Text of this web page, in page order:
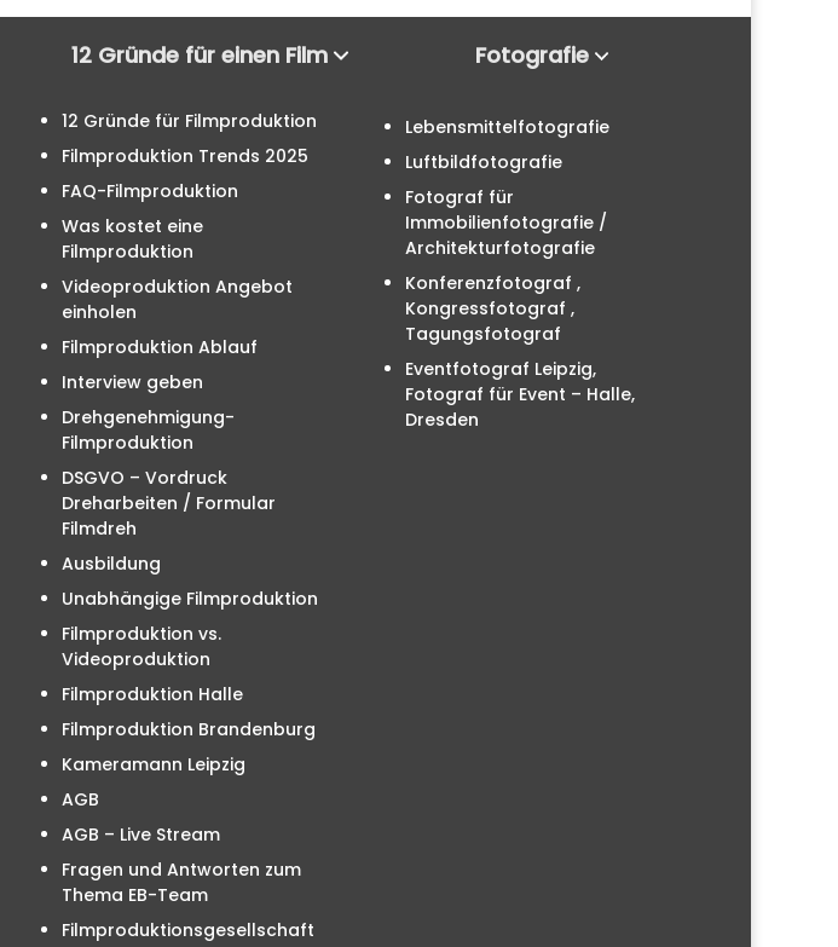
12 Gründe für einen Film
12 Gründe für Filmproduktion
Filmproduktion Trends 2025
FAQ-Filmproduktion
Was kostet eine
Filmproduktion
Videoproduktion Angebot
einholen
Filmproduktion Ablauf
Interview geben
Drehgenehmigung-
Filmproduktion
DSGVO – Vordruck
Dreharbeiten / Formular
Filmdreh
Ausbildung
Unabhängige Filmproduktion
Filmproduktion vs.
Videoproduktion
Filmproduktion Halle
Filmproduktion Brandenburg
Kameramann Leipzig
AGB
AGB – Live Stream
Fragen und Antworten zum
Thema EB-Team
Filmproduktionsgesellschaft
Fotografie
Lebensmittelfotografie
Luftbildfotografie
Fotograf für
Immobilienfotografie /
Architekturfotografie
Konferenzfotograf ,
Kongressfotograf ,
Tagungsfotograf
Eventfotograf Leipzig,
Fotograf für Event – Halle,
Dresden